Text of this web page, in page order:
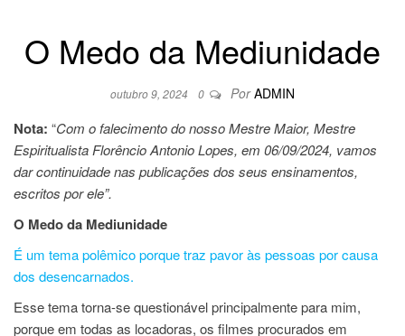
O Medo da Mediunidade
outubro 9, 2024 0 Por ADMIN
Nota: “Com o falecimento do nosso Mestre Maior, Mestre
Espiritualista Florêncio Antonio Lopes, em 06/09/2024, vamos
dar continuidade nas publicações dos seus ensinamentos,
escritos por ele”.
O Medo da Mediunidade
É um tema polêmico porque traz pavor às pessoas por causa
dos desencarnados.
Esse tema torna-se questionável principalmente para mim,
porque em todas as locadoras, os filmes procurados em